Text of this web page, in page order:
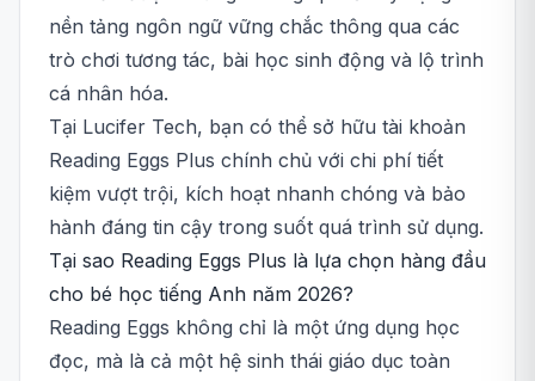
nền tảng ngôn ngữ vững chắc thông qua các
trò chơi tương tác, bài học sinh động và lộ trình
cá nhân hóa.
Tại Lucifer Tech, bạn có thể sở hữu tài khoản
Reading Eggs Plus chính chủ với chi phí tiết
kiệm vượt trội, kích hoạt nhanh chóng và bảo
hành đáng tin cậy trong suốt quá trình sử dụng.
Tại sao Reading Eggs Plus là lựa chọn hàng đầu
cho bé học tiếng Anh năm 2026?
Reading Eggs không chỉ là một ứng dụng học
đọc, mà là cả một hệ sinh thái giáo dục toàn